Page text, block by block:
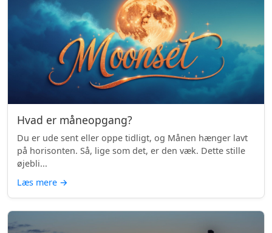
Hvad er måneopgang?
Du er ude sent eller oppe tidligt, og Månen hænger lavt
på horisonten. Så, lige som det, er den væk. Dette stille
øjebli...
Læs mere →